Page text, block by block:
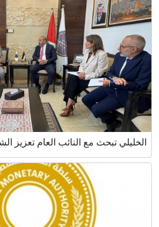
الخليلي تبحث مع النائب العام تعزيز